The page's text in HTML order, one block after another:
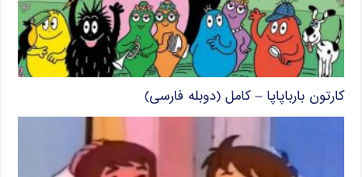
کارتون بارباپاپا – کامل (دوبله فارسی)